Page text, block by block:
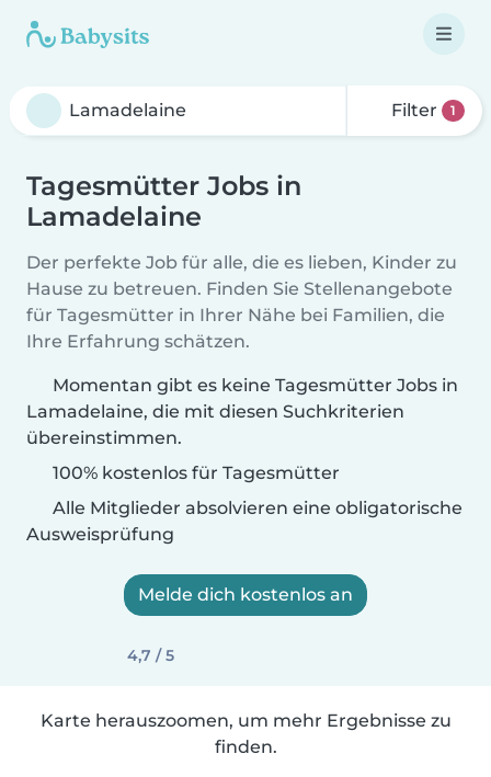
Filter 1
Tagesmütter Jobs in
Lamadelaine
Der perfekte Job für alle, die es lieben, Kinder zu
Hause zu betreuen. Finden Sie Stellenangebote
für Tagesmütter in Ihrer Nähe bei Familien, die
Ihre Erfahrung schätzen.
Momentan gibt es keine Tagesmütter Jobs in
Lamadelaine, die mit diesen Suchkriterien
übereinstimmen.
100% kostenlos für Tagesmütter
Alle Mitglieder absolvieren eine obligatorische
Ausweisprüfung
Melde dich kostenlos an
4,7 / 5
Karte herauszoomen, um mehr Ergebnisse zu
finden.